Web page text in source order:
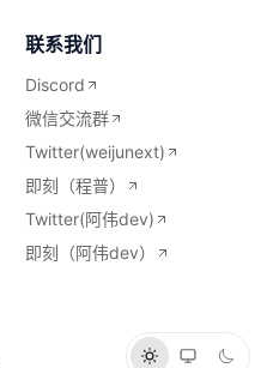
联系我们
Discord
微信交流群
Twitter(weijunext)
即刻（程普）
Twitter(阿伟dev)
即刻（阿伟dev）